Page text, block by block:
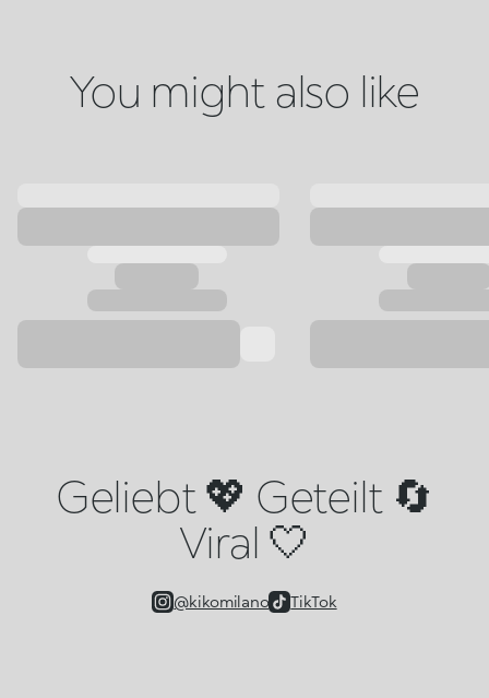
You might also like
Geliebt 💖 Geteilt 🔄
Viral 🤍
@kikomilano TikTok